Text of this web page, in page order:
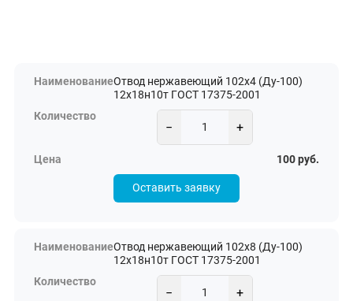
Отвод нержавеющий 102х4 (Ду-100)
12х18н10т ГОСТ 17375-2001
− +
100 руб.
Оставить заявку
Отвод нержавеющий 102х8 (Ду-100)
12х18н10т ГОСТ 17375-2001
− +